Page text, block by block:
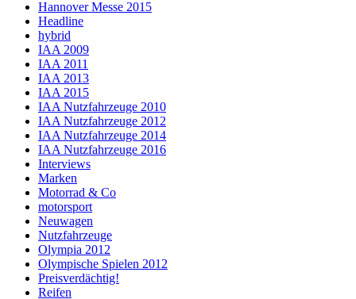
Hannover Messe 2015
Headline
hybrid
IAA 2009
IAA 2011
IAA 2013
IAA 2015
IAA Nutzfahrzeuge 2010
IAA Nutzfahrzeuge 2012
IAA Nutzfahrzeuge 2014
IAA Nutzfahrzeuge 2016
Interviews
Marken
Motorrad & Co
motorsport
Neuwagen
Nutzfahrzeuge
Olympia 2012
Olympische Spielen 2012
Preisverdächtig!
Reifen